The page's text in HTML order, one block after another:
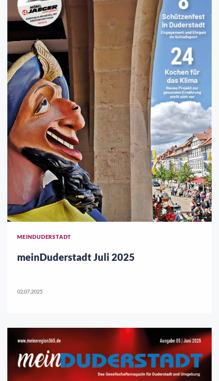
MEINDUDERSTADT
meinDuderstadt Juli 2025
02.07.2025